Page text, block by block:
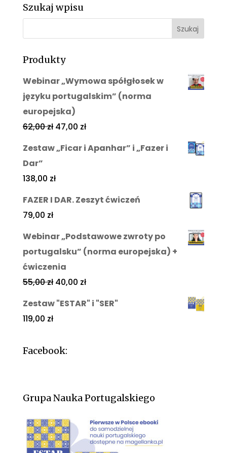
Szukaj wpisu
Produkty
Webinar „Wymowa spółgłosek w
języku portugalskim” (norma
europejska)
62,00zł 47,00 zł
Zestaw „Ficar i Apanhar” i „Fazer i
Dar”
138,00 zł
FAZER I DAR. Zeszyt ćwiczeń
79,00 zł
Webinar „Podstawowe zwroty po
portugalsku” (norma europejska) +
ćwiczenia
55,00zł 40,00 zł
Zestaw "ESTAR" i "SER"
119,00 zł
Facebook:
Grupa Nauka Portugalskiego